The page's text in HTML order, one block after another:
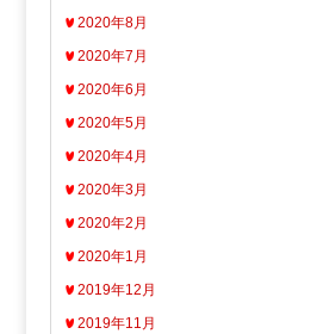
2020年8月
2020年7月
2020年6月
2020年5月
2020年4月
2020年3月
2020年2月
2020年1月
2019年12月
2019年11月